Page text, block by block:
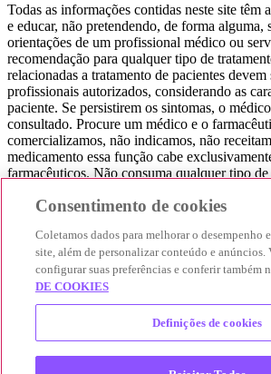
Todas as informações contidas neste site têm
e educar, não pretendendo, de forma alguma,
orientações de um profissional médico ou
recomendação para qualquer tipo de
relacionadas a tratamento de pacientes devem
profissionais autorizados, considerando as
paciente. Se persistirem os sintomas, o
consultado. Procure um médico e o
comercializamos, não indicamos, não
medicamento essa função cabe
farmacêuticos. Não consuma qualquer tipo
não realizamos a venda de medicamentos,
produtos farmacêuticos. Contribuímos e
experiência seja bem-sucedida, mas a
acontece nos sites das nossas lojas parceiras.
© 2025 Afya Participações S.A. - todos os
Alameda Lorena, 269 - Jardim Paulista - São
01424-001 - CNPJ 23.399.329/0002-53.
Consentimento de cookies
Coletamos dados para melhorar o desempenho
site, além de personalizar conteúdo e anúncios.
configurar suas preferências e conferir também
DE COOKIES
Definições de cookies